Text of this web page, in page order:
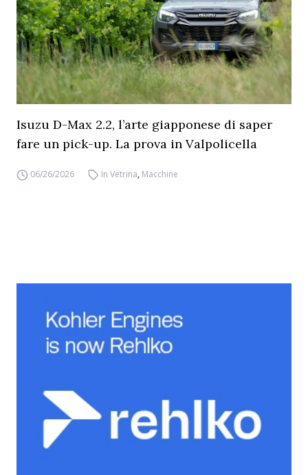
Isuzu D-Max 2.2, l’arte giapponese di saper
fare un pick-up. La prova in Valpolicella
06/26/2026 In Vetrina, Macchine